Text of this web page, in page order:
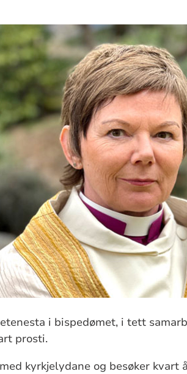
i bispedømet, i tett
prosti.
kyrkjelydane og besøker kvart